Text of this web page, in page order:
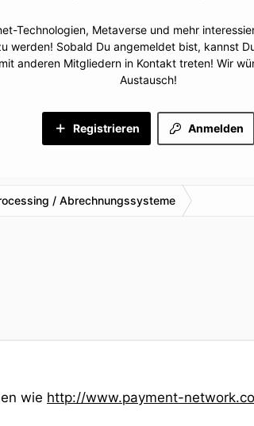
Technologien, Metaverse und mehr
werden! Sobald Du angemeldet bist, kannst
anderen Mitgliedern in Kontakt treten! Wir
Austausch!
Anmelden
Registrieren
/ Abrechnungssysteme
wie http://www.payment-